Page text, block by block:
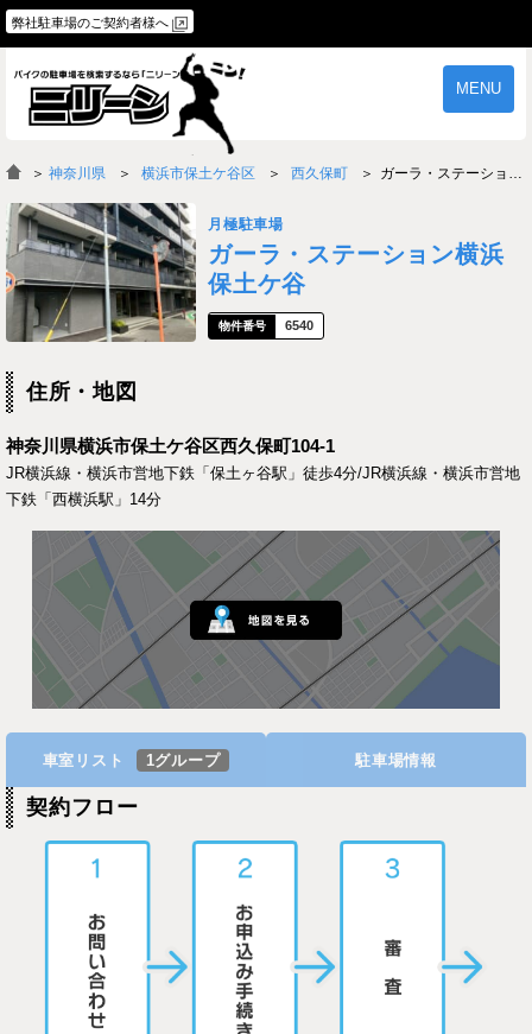
弊社駐車場のご契約者様へ
MENU
物件一覧
よくあるご質問
＞ 神奈川県 横浜市保土ケ谷区 西久保町 ガーラ・ステーション横浜保土ケ谷
月極駐車場
ガーラ・ステーション横浜
保土ケ谷
6540
住所・地図
神奈川県横浜市保土ケ谷区西久保町104-1
JR横浜線・横浜市営地下鉄「保土ヶ谷駅」徒歩4分/JR横浜線・横浜市営地
下鉄「西横浜駅」14分
車室リスト 1グループ 駐車場情報
契約フロー